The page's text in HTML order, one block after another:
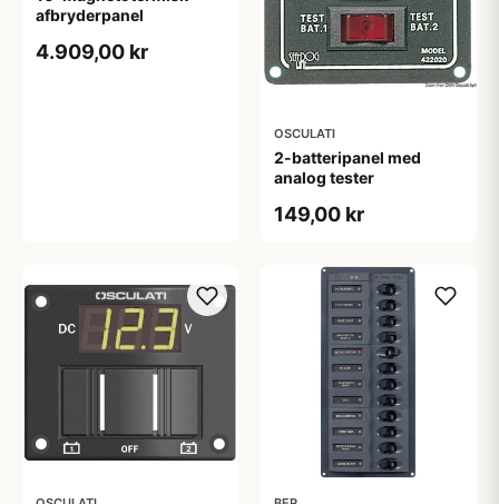
afbryderpanel
4.909,00 kr
OSCULATI
2-batteripanel med
analog tester
149,00 kr